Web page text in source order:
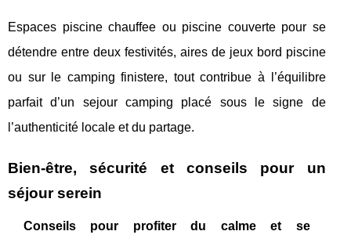
Espaces piscine chauffee ou piscine couverte pour se
détendre entre deux festivités, aires de jeux bord piscine
ou sur le camping finistere, tout contribue à l’équilibre
parfait d’un sejour camping placé sous le signe de
l’authenticité locale et du partage.
Bien-être, sécurité et conseils pour un
séjour serein
Conseils pour profiter du calme et se